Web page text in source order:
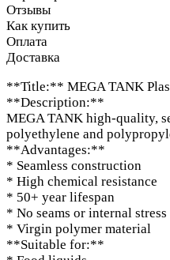
Отзывы
Как купить
Оплата
Доставка
**Title:** MEGA TANK
**Description:**
MEGA TANK high-quality,
polyethylene and
**Advantages:**
* Seamless construction
* High chemical resistance
* 50+ year lifespan
* No seams or internal stress
* Virgin polymer material
**Suitable for:**